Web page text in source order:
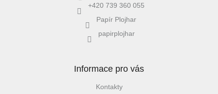
+420 739 360 055
Papír Plojhar
papirplojhar
Informace pro vás
Kontakty